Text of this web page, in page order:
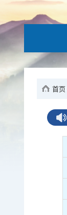
首页